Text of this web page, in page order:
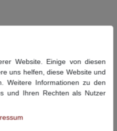
Maße:
Website. Einige von diesen
uns helfen, diese Website und
Weitere Informationen zu den
und Ihren Rechten als Nutzer